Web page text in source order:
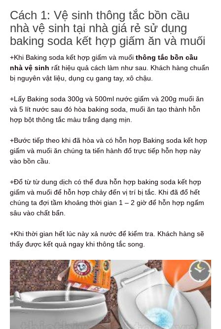
Cách 1: Vệ sinh thông tắc bồn cầu
nhà vệ sinh tại nhà giá rẻ sử dụng
baking soda kết hợp giấm ăn và muối
+Khi Baking soda kết hợp giấm và muối thông tắc bồn cầu
nhà vệ sinh rất hiệu quả cách làm như sau. Khách hàng chuẩn
bị nguyên vật liệu, dụng cụ gang tay, xô chậu.
+Lấy Baking soda 300g và 500ml nước giấm và 200g muối ăn
và 5 lít nước sau đó hòa baking soda, muối ăn tạo thành hỗn
hợp bột thông tắc màu trắng dạng mịn.
+Bước tiếp theo khi đã hòa và có hỗn hợp Baking soda kết hợp
giấm và muối ăn chúng ta tiến hành đổ trực tiếp hỗn hợp này
vào bồn cầu.
+Đổ từ từ dung dịch có thể đưa hỗn hợp baking soda kết hợp
giấm và muối để hỗn hợp chảy đến vị trí bị tắc. Khi đã đổ hết
chúng ta đợi tầm khoảng thời gian 1 – 2 giờ để hỗn hợp ngấm
sâu vào chất bẩn.
+Khi thời gian hết lúc này xả nước để kiểm tra. Khách hàng sẽ
thấy được kết quả ngay khi thông tắc song.